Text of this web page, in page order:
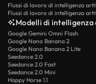
Flussi di lavoro di intelligenza
Modelli di
Google Gemini Omni Flash
Google Nano Banana 2
Google Nano Banana 2 Lite
Seedance 2.0
Seedance 2.0 Fast
Seedance 2.0 Mini
Happy Horse 1.1